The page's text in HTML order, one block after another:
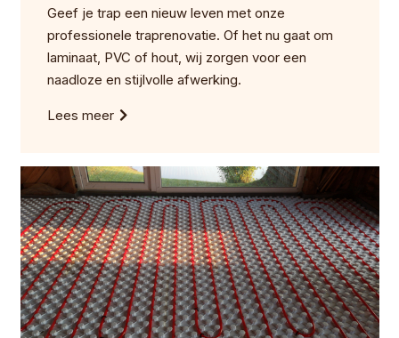
Geef je trap een nieuw leven met onze
professionele traprenovatie. Of het nu gaat om
laminaat, PVC of hout, wij zorgen voor een
naadloze en stijlvolle afwerking.
Lees meer